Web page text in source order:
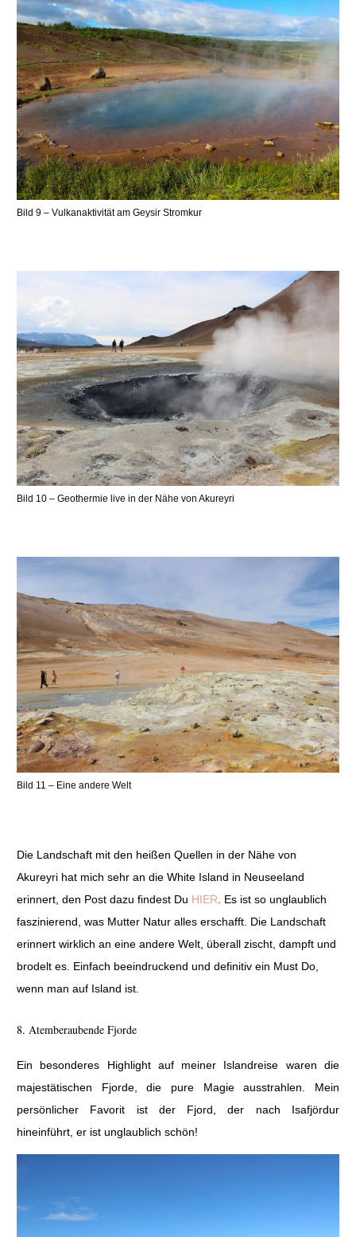
Bild 9 – Vulkanaktivität am Geysir Stromkur
Bild 10 – Geothermie live in der Nähe von Akureyri
Bild 11 – Eine andere Welt
Die Landschaft mit den heißen Quellen in der Nähe von
Akureyri hat mich sehr an die White Island in Neuseeland
erinnert, den Post dazu findest Du HIER . Es ist so unglaublich
faszinierend, was Mutter Natur alles erschafft. Die Landschaft
erinnert wirklich an eine andere Welt, überall zischt, dampft und
brodelt es. Einfach beeindruckend und definitiv ein Must Do,
wenn man auf Island ist.
8. Atemberaubende Fjorde
Ein besonderes Highlight auf meiner Islandreise waren die
majestätischen Fjorde, die pure Magie ausstrahlen. Mein
persönlicher Favorit ist der Fjord, der nach Isafjördur
hineinführt, er ist unglaublich schön!